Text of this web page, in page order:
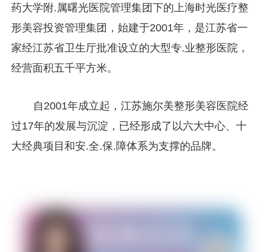
药大学附.属曙光医院管理集团下的上海时光医疗整
形美容投资管理集团，始建于2001年，是江苏省一
家经江苏省卫生厅批准设立的大型专.业整形医院，
经营面积五千平方米。
自2001年成立起，江苏施尔美整形美容医院经
过17年的发展与沉淀，已经形成了以六大中心、十
大经典项目和安.全.保.障体系为支撑的品牌。